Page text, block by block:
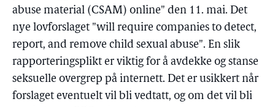
abuse material (CSAM) online" den 11. mai. Det
nye lovforslaget "will require companies to detect,
report, and remove child sexual abuse". En slik
rapporteringsplikt er viktig for å avdekke og stanse
seksuelle overgrep på internett. Det er usikkert når
forslaget eventuelt vil bli vedtatt, og om det vil bli